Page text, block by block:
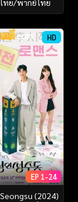
ทย/พากย์ไทย
HD
EP 1-24
(2024)